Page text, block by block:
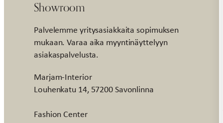
Showroom
Palvelemme yritysasiakkaita sopimuksen
mukaan. Varaa aika myyntinäyttelyyn
asiakaspalvelusta.
Marjam-Interior
Louhenkatu 14, 57200 Savonlinna
Fashion Center